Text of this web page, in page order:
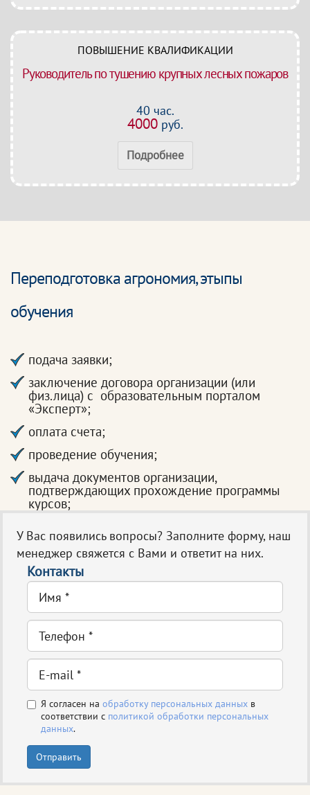
ПОВЫШЕНИЕ КВАЛИФИКАЦИИ
Руководитель по тушению крупных лесных пожаров
40 час.
4000руб.
Подробнее
Переподготовка агрономия, этыпы
обучения
подача заявки;
заключение договора организации (или
физ.лица) с образовательным порталом
«Эксперт»;
оплата счета;
проведение обучения;
выдача документов организации,
подтверждающих прохождение программы
курсов;
У Вас появились вопросы? Заполните форму, наш
менеджер свяжется с Вами и ответит на них.
Контакты
Я согласен на обработку персональных данных в
соответствии с политикой обработки персональных
данных.
Отправить